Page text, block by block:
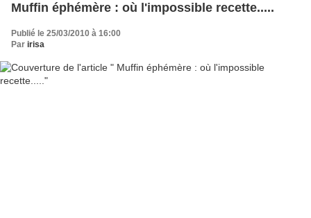
Muffin éphémère : où l'impossible recette.....
Publié le 25/03/2010 à 16:00
Par irisa